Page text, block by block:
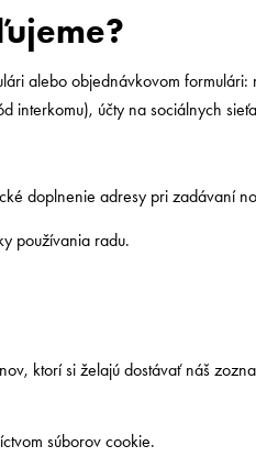
alebo objednávkovom
interkomu), účty na sociálnych
doplnenie adresy pri zadávaní
používania radu.
ktorí si želajú dostávať náš
súborov cookie.